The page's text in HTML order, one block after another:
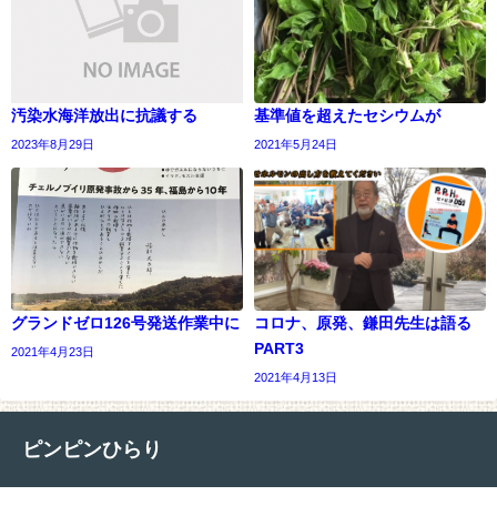
汚染水海洋放出に抗議する
2023年8月29日
基準値を超えたセシウムが
2021年5月24日
グランドゼロ126号発送作業中に
2021年4月23日
コロナ、原発、鎌田先生は語る
PART3
2021年4月13日
ピンピンひらり